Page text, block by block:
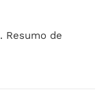
. Resumo de